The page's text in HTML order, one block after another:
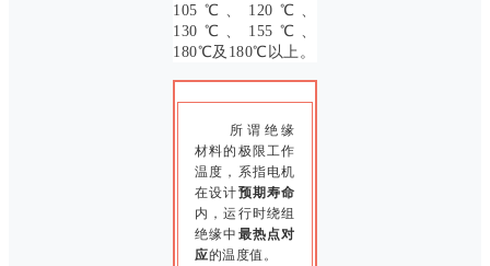
105℃、120℃、
130℃、155℃、
180℃及180℃以上。
所谓绝缘
材料的极限工作
温度，系指电机
在设计预期寿命
内，运行时绕组
绝缘中 最热点对
应的温度值。